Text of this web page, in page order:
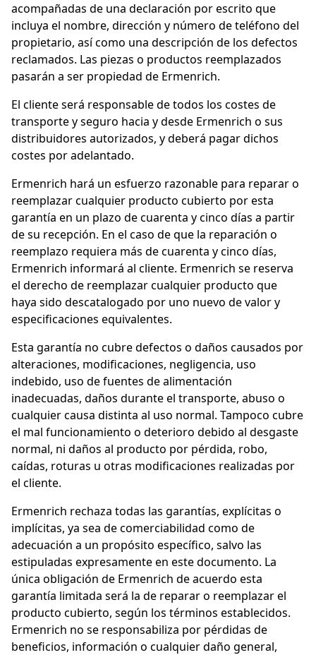
acompañadas de una declaración por escrito que
incluya el nombre, dirección y número de teléfono del
propietario, así como una descripción de los defectos
reclamados. Las piezas o productos reemplazados
pasarán a ser propiedad de Ermenrich.
El cliente será responsable de todos los costes de
transporte y seguro hacia y desde Ermenrich o sus
distribuidores autorizados, y deberá pagar dichos
costes por adelantado.
Ermenrich hará un esfuerzo razonable para reparar o
reemplazar cualquier producto cubierto por esta
garantía en un plazo de cuarenta y cinco días a partir
de su recepción. En el caso de que la reparación o
reemplazo requiera más de cuarenta y cinco días,
Ermenrich informará al cliente. Ermenrich se reserva
el derecho de reemplazar cualquier producto que
haya sido descatalogado por uno nuevo de valor y
especificaciones equivalentes.
Esta garantía no cubre defectos o daños causados por
alteraciones, modificaciones, negligencia, uso
indebido, uso de fuentes de alimentación
inadecuadas, daños durante el transporte, abuso o
cualquier causa distinta al uso normal. Tampoco cubre
el mal funcionamiento o deterioro debido al desgaste
normal, ni daños al producto por pérdida, robo,
caídas, roturas u otras modificaciones realizadas por
el cliente.
Ermenrich rechaza todas las garantías, explícitas o
implícitas, ya sea de comerciabilidad como de
adecuación a un propósito específico, salvo las
estipuladas expresamente en este documento. La
única obligación de Ermenrich de acuerdo esta
garantía limitada será la de reparar o reemplazar el
producto cubierto, según los términos establecidos.
Ermenrich no se responsabiliza por pérdidas de
beneficios, información o cualquier daño general,